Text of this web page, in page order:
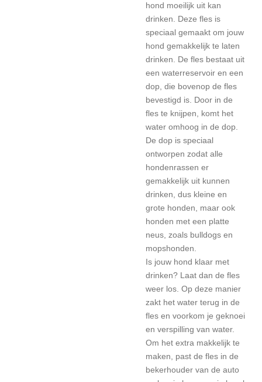
hond moeilijk uit kan
drinken. Deze fles is
speciaal gemaakt om jouw
hond gemakkelijk te laten
drinken. De fles bestaat uit
een waterreservoir en een
dop, die bovenop de fles
bevestigd is. Door in de
fles te knijpen, komt het
water omhoog in de dop.
De dop is speciaal
ontworpen zodat alle
hondenrassen er
gemakkelijk uit kunnen
drinken, dus kleine en
grote honden, maar ook
honden met een platte
neus, zoals bulldogs en
mopshonden.
Is jouw hond klaar met
drinken? Laat dan de fles
weer los. Op deze manier
zakt het water terug in de
fles en voorkom je geknoei
en verspilling van water.
Om het extra makkelijk te
maken, past de fles in de
bekerhouder van de auto